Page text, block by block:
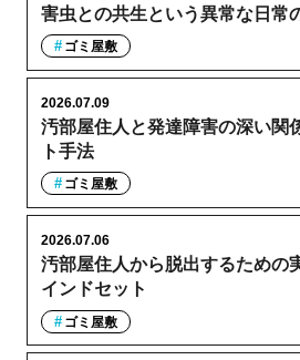
害虫との共生という異常な日常
ゴミ屋敷
汚部屋住人と発達障害の深い関
ト手法
2026.07.09
ゴミ屋敷
汚部屋住人から脱出するための
インドセット
2026.07.06
ゴミ屋敷